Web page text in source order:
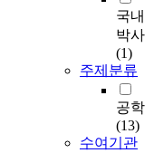
국내
박사
(1)
주제분류
공학
(13)
수여기관